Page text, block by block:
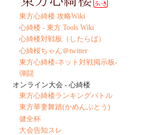
東方心綺楼 攻略Wiki
心綺楼 - 東方 Tools Wiki
心綺楼対戦板（したらば）
心綺桜ちゃん＠twitter
東方心綺楼-ネット対戦掲示板-
弾闘
オンライン大会 - 心綺楼
東方心綺楼ランキングバトル
東方華妻舞踏(かめんぶとう)
健全杯
大会告知スレ